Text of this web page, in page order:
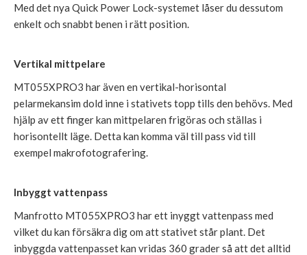
Med det nya Quick Power Lock-systemet låser du dessutom
enkelt och snabbt benen i rätt position.
Vertikal mittpelare
MT055XPRO3 har även en vertikal-horisontal
pelarmekansim dold inne i stativets topp tills den behövs. Med
hjälp av ett finger kan mittpelaren frigöras och ställas i
horisontellt läge. Detta kan komma väl till pass vid till
exempel makrofotografering.
Inbyggt vattenpass
Manfrotto MT055XPRO3 har ett inyggt vattenpass med
vilket du kan försäkra dig om att stativet står plant. Det
inbyggda vattenpasset kan vridas 360 grader så att det alltid